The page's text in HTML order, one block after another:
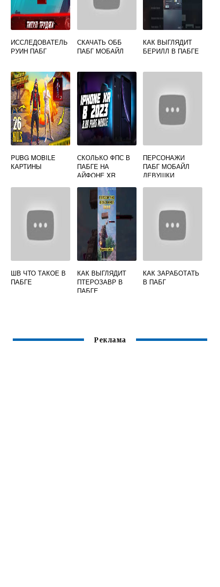
ИССЛЕДОВАТЕЛЬ
РУИН ПАБГ
СКАЧАТЬ ОББ
ПАБГ МОБАЙЛ
КАК ВЫГЛЯДИТ
БЕРИЛЛ В ПАБГЕ
PUBG MOBILE
КАРТИНЫ
СКОЛЬКО ФПС В
ПАБГЕ НА
АЙФОНЕ XR
ПЕРСОНАЖИ
ПАБГ МОБАЙЛ
ДЕВУШКИ
ШВ ЧТО ТАКОЕ В
ПАБГЕ
КАК ВЫГЛЯДИТ
ПТЕРОЗАВР В
ПАБГЕ
КАК ЗАРАБОТАТЬ
В ПАБГ
Реклама